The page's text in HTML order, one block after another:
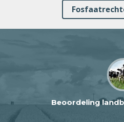
Beoordeling